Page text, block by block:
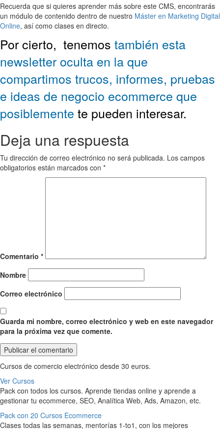
Recuerda que si quieres aprender más sobre este CMS, encontrarás
un módulo de contenido dentro de nuestro Máster en Marketing Digital
Online, así como clases en directo.
Por cierto, tenemos también esta
newsletter oculta en la que
compartimos trucos, informes, pruebas
e ideas de negocio ecommerce que
posiblemente te pueden interesar.
Deja una respuesta
Tu dirección de correo electrónico no será publicada. Los campos
obligatorios están marcados con *
Comentario *
Nombre
Correo electrónico
Guarda mi nombre, correo electrónico y web en este navegador
para la próxima vez que comente.
Cursos de comercio electrónico desde 30 euros.
Ver Cursos
Pack con todos los cursos. Aprende tiendas online y aprende a
gestionar tu ecommerce, SEO, Analítica Web, Ads, Amazon, etc.
Pack con 20 Cursos Ecommerce
Clases todas las semanas, mentorías 1-to1, con los mejores